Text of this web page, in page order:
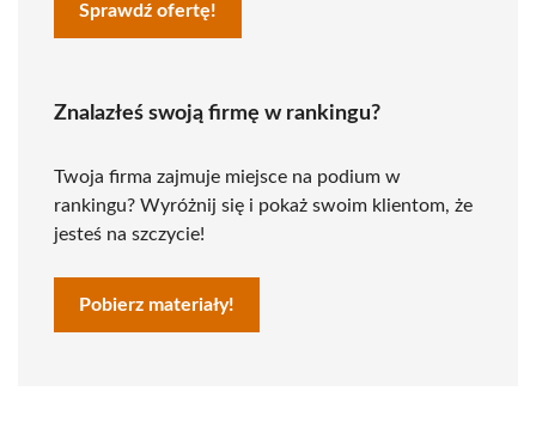
Sprawdź ofertę!
Znalazłeś swoją firmę w rankingu?
Twoja firma zajmuje miejsce na podium w
rankingu? Wyróżnij się i pokaż swoim klientom, że
jesteś na szczycie!
Pobierz materiały!